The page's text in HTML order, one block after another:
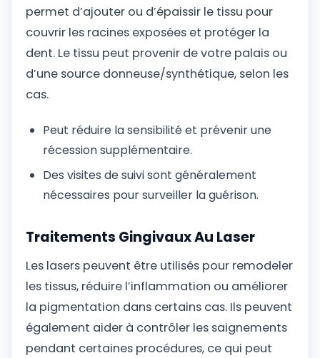
permet d’ajouter ou d’épaissir le tissu pour
couvrir les racines exposées et protéger la
dent. Le tissu peut provenir de votre palais ou
d’une source donneuse/synthétique, selon les
cas.
Peut réduire la sensibilité et prévenir une
récession supplémentaire.
Des visites de suivi sont généralement
nécessaires pour surveiller la guérison.
Traitements Gingivaux Au Laser
Les lasers peuvent être utilisés pour remodeler
les tissus, réduire l’inflammation ou améliorer
la pigmentation dans certains cas. Ils peuvent
également aider à contrôler les saignements
pendant certaines procédures, ce qui peut